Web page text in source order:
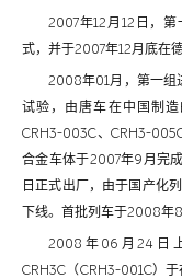
2007年12月12日，
式，并于2007年12月底在
2008年01月，第一组
试验，由唐车在中国制造
CRH3-003C、CRH3-
合金车体于2007年9月完
日正式出厂，由于国产化
下线。首批列车于2008年8
2008年06月24日
CRH3C（CRH3-001C）